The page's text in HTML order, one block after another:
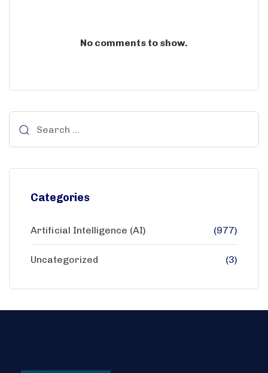
No comments to show.
Categories
Artificial Intelligence (AI) (977)
Uncategorized (3)